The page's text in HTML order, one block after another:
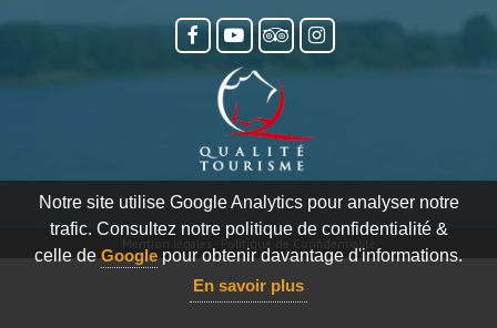
Notre site utilise Google Analytics pour analyser notre
trafic. Consultez notre politique de confidentialité &
celle de Google pour obtenir davantage d'informations.
En savoir plus
Politique de Confidentialité